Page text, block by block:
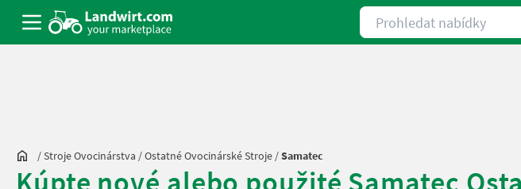
Prohledat nabídky
/Stroje Ovocinárstva /Ostatné Ovocinárské Stroje /Samatec